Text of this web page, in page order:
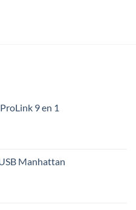
9 en 1
Manhattan